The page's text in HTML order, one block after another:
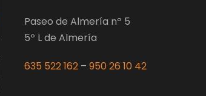
Paseo de Almería nº 5
5º L de Almería
635 522 162 – 950 26 10 42